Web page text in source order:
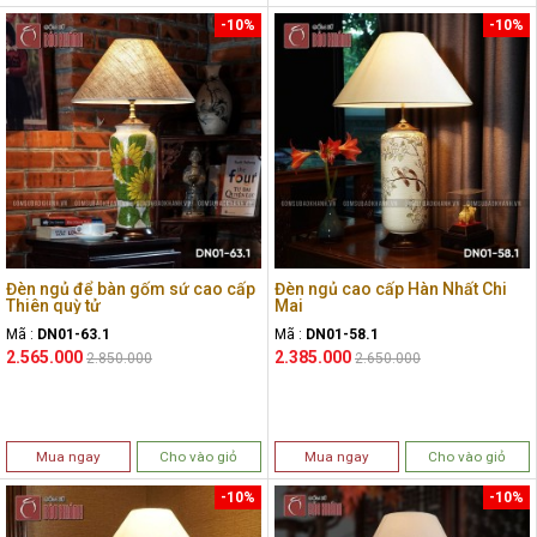
Đèn ngủ để bàn gốm sứ cao cấp
Thiên quỳ tử
Mã : DN01-63.1
2.565.000
-10%
2.850.000
Mua ngay Cho vào giỏ
Đèn ngủ cao cấp Hàn Nhất Chi
Mai
Mã : DN01-58.1
2.385.000
-10%
2.650.000
Mua ngay Cho vào giỏ
-10% -10%